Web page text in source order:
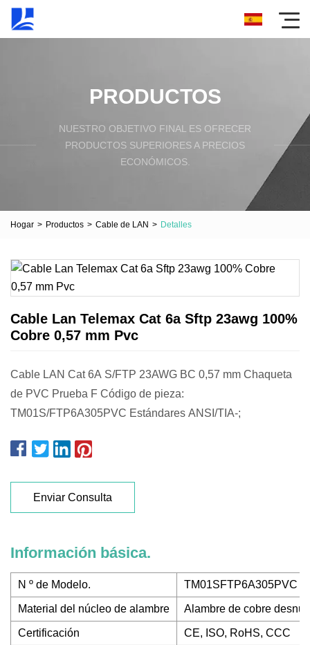
PRODUCTOS
NUESTRO OBJETIVO FINAL ES OFRECER
PRODUCTOS SUPERIORES A PRECIOS
ECONÓMICOS.
Hogar > Productos > Cable de LAN > Detalles
Cable Lan Telemax Cat 6a Sftp 23awg 100%
Cobre 0,57 mm Pvc
Cable LAN Cat 6A S/FTP 23AWG BC 0,57 mm Chaqueta
de PVC Prueba F Código de pieza:
TM01S/FTP6A305PVC Estándares ANSI/TIA-;
Enviar Consulta
Información básica.
N º de Modelo. TM01SFTP6A305PVC
Material del núcleo de alambre Alambre de cobre
Certificación CE, ISO, RoHS, CCC